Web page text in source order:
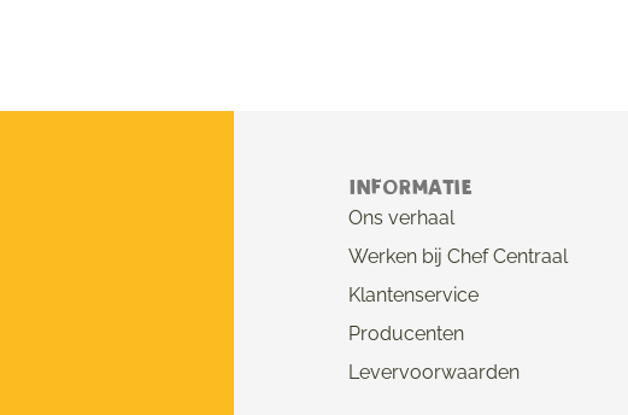
Informatie
Ons verhaal
Werken bij Chef Centraal
Klantenservice
Producenten
Levervoorwaarden